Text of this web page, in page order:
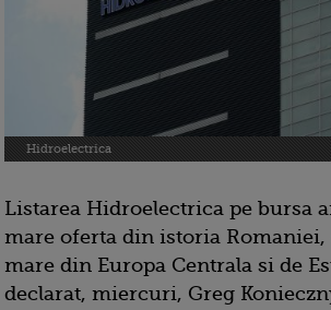
Hidroelectrica
Listarea Hidroelectrica pe bursa
mare oferta din istoria Romaniei,
mare din Europa Centrala si de
declarat, miercuri, Greg